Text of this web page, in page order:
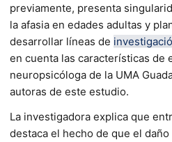
previamente, presenta
la afasia en edades adultas y
desarrollar líneas de
en cuenta las características de
neuropsicóloga de la UMA
autoras de este estudio.
La investigadora explica que
destaca el hecho de que el